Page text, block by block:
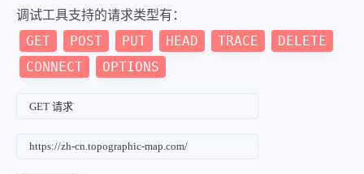
调试工具支持的请求类型有：
GET POST PUT HEAD TRACE
DELETE
CONNECT
OPTIONS